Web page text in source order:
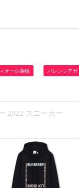
オール偽物 バレンシアガ
2022 スニーカー